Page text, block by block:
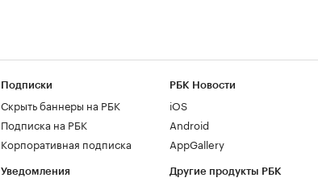
Подписки
Скрыть баннеры на РБК
Подписка на РБК
Корпоративная подписка
Уведомления
РБК Новости
iOS
Android
AppGallery
Другие продукты РБК